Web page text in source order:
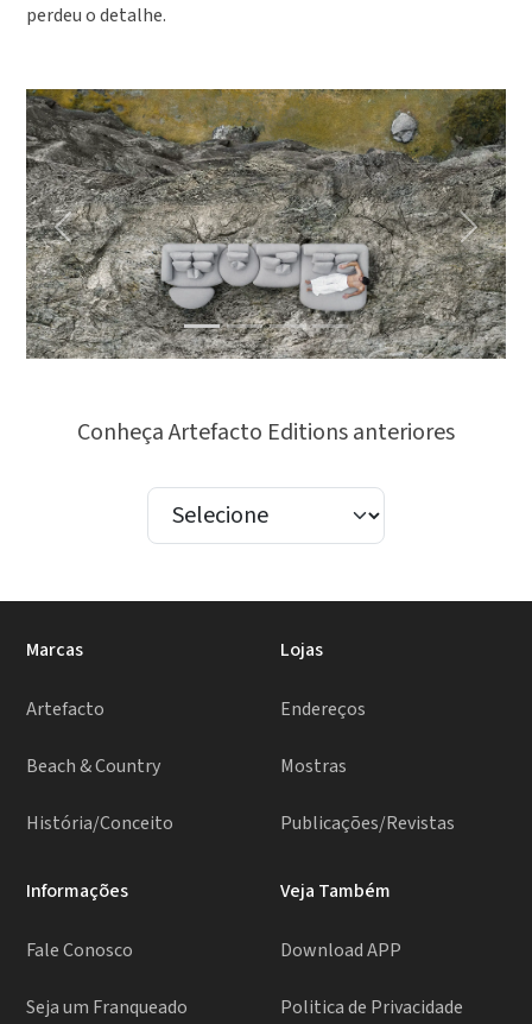
perdeu o detalhe.
Previous Next
Conheça Artefacto Editions anteriores
Marcas
Artefacto
Beach & Country
História/Conceito
Lojas
Endereços
Mostras
Publicações/Revistas
Informações
Fale Conosco
Seja um Franqueado
Veja Também
Download APP
Politica de Privacidade